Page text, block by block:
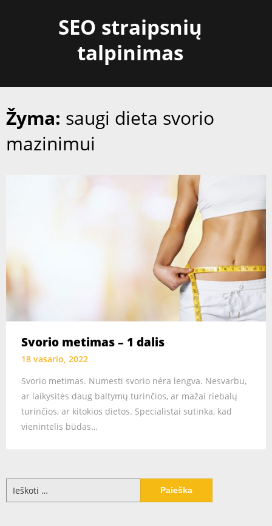
SEO straipsnių
talpinimas
Žyma: saugi dieta svorio
mazinimui
Svorio metimas – 1 dalis
18 vasario, 2022
Svorio metimas. Numesti svorio nėra lengva. Nesvarbu,
ar laikysitės daug baltymų turinčios, ar mažai riebalų
turinčios, ar kitokios dietos. Specialistai sutinka, kad
vienintelis būdas…